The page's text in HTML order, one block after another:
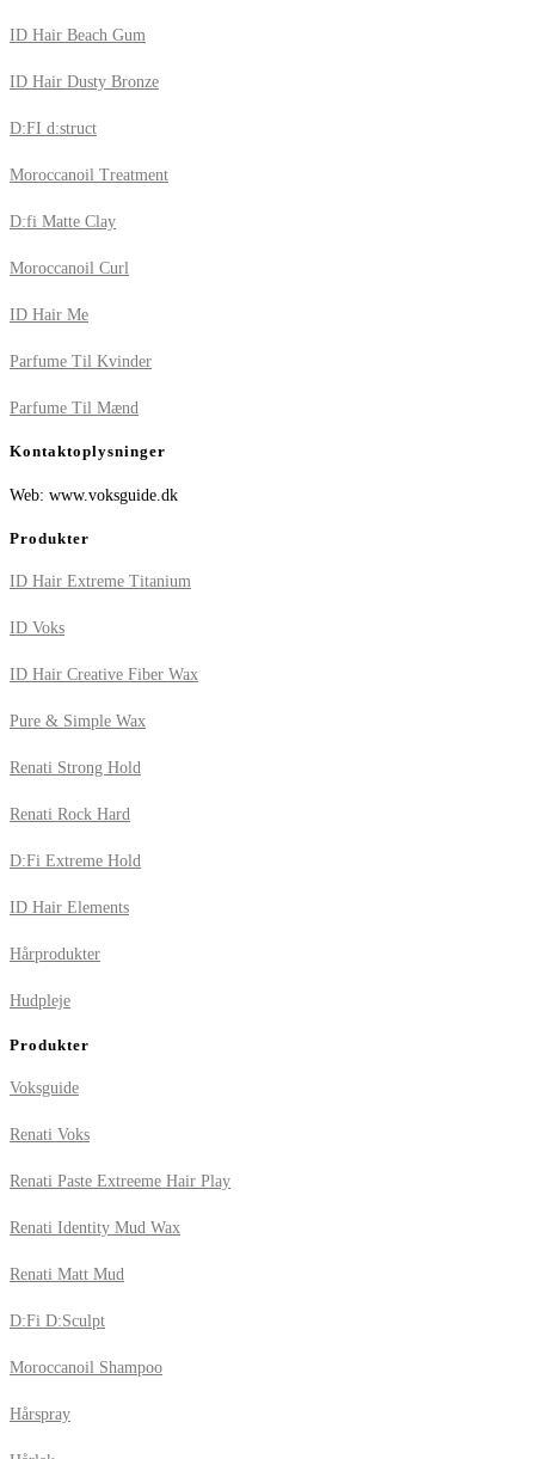
ID Hair Beach Gum
ID Hair Dusty Bronze
D:FI d:struct
Moroccanoil Treatment
D:fi Matte Clay
Moroccanoil Curl
ID Hair Me
Parfume Til Kvinder
Parfume Til Mænd
Kontaktoplysninger
Web: www.voksguide.dk
Produkter
ID Hair Extreme Titanium
ID Voks
ID Hair Creative Fiber Wax
Pure & Simple Wax
Renati Strong Hold
Renati Rock Hard
D:Fi Extreme Hold
ID Hair Elements
Hårprodukter
Hudpleje
Produkter
Voksguide
Renati Voks
Renati Paste Extreeme Hair Play
Renati Identity Mud Wax
Renati Matt Mud
D:Fi D:Sculpt
Moroccanoil Shampoo
Hårspray